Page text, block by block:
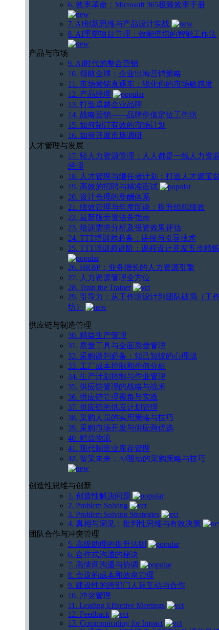
6. 效率革命：Microsoft 365极致效率手册
7. AI创新思维与产品设计实战
8. AI重塑项目管理：效能倍增的智能工作法
产品与市场
9. AI时代的整合营销
10. 领航全球：企业出海营销策略
11. 市场营销直通车：锐化你的市场敏感度
12. 产品经理
13. 打造卓越企业品牌
14. 战略营销——品牌价值定位工作坊
15. 如何制订有效的市场计划
16. 如何开展市场调研
人才管理与发展
17. 轻人力资源管理：人人都是一线人力资
经理
18. 人才管理与继任者计划：打造人才聚宝
19. 高效的招聘与精准面试
20. 设计合理的薪酬体系
21. 绩效管理与年度面谈：提升组织绩效
22. 最新版劳资法务指南
23. 培训需求分析及投资效果评估
24. TTT培训师必备：讲授与引导技术
25. TTT培训师进阶：课程设计开发五步精炼
26. HRBP：业务增长的人力资源引擎
27. 人力资源管理全方位
28. Train the Trainer
29. 引导力：从工作坊设计到团队破局（工
坊）
供应链与制造管理
30. 精益生产管理
31. 质量工具与全面质量管理
32. 采购谈判必备：知己知彼的心理战
33. 工厂成本控制和价值分析
34. 生产计划控制与作业管理
35. 供应链管理的战略与战术
36. 供应链管理视角与实践
37. 供应链的供应计划管理
38. 采购人员的实用策略与技巧
39. 采购市场开发与供应商优选
40. 精益物流
41. 现代制造业库存管理
42. 智采未来：AI驱动的采购策略与技巧
创造性思维与创新
1. 创造性解决问题
2. Problem Solving
3. Problem Solving Strategies
4. 真相与洞见：批判性思维与有效决策
团队合作与冲突管理
5. 高级助理的提升法则
6. 合作式沟通的秘诀
7. 高情商沟通与协调
8. 会议的成本和效率管理
9. 建设性的跨部门人际互动与合作
10. 冲突管理
11. Leading Effective Meetings
12. Feedback
13. Communicating for Impact